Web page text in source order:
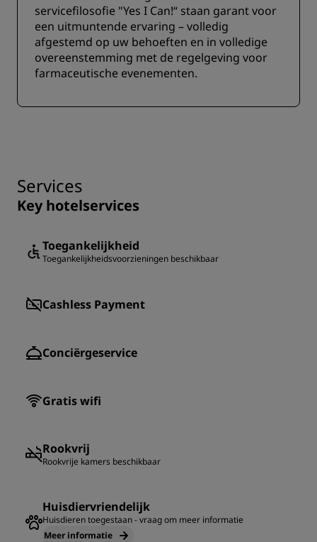
servicefilosofie "Yes I Can!“ staan garant voor
een uitmuntende ervaring – volledig
afgestemd op uw behoeften en in volledige
overeenstemming met de regelgeving voor
farmaceutische evenementen.
Services
Key hotelservices
Toegankelijkheid
Toegankelijkheidsvoorzieningen beschikbaar
Cashless Payment
Conciërgeservice
Gratis wifi
Rookvrij
Rookvrije kamers beschikbaar
Huisdiervriendelijk
Huisdieren toegestaan ​​- vraag om meer informatie
Meer informatie